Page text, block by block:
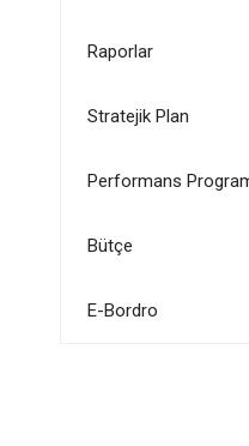
Raporlar
Stratejik Plan
Performans
Bütçe
E-Bordro